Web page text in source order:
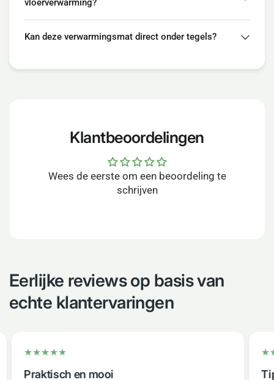
vloerverwarming?
Kan deze verwarmingsmat direct onder tegels?
Klantbeoordelingen
Wees de eerste om een beoordeling te
schrijven
Eerlijke reviews op basis van
echte klantervaringen
Praktisch en mooi